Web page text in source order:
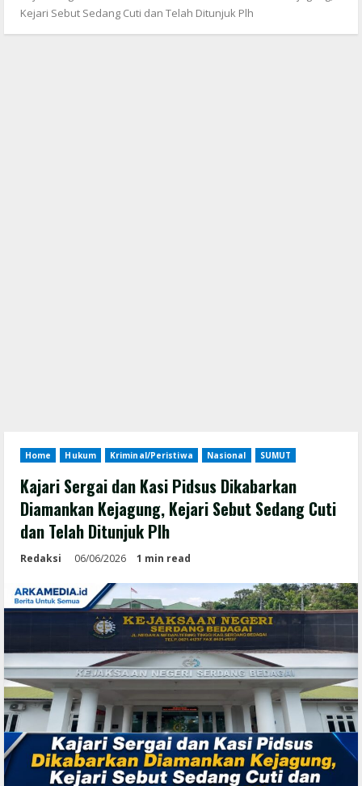
Kejari Sebut Sedang Cuti dan Telah Ditunjuk Plh
Home Hukum Kriminal/Peristiwa Nasional SUMUT
Kajari Sergai dan Kasi Pidsus Dikabarkan
Diamankan Kejagung, Kejari Sebut Sedang Cuti
dan Telah Ditunjuk Plh
Redaksi 06/06/2026 1 min read